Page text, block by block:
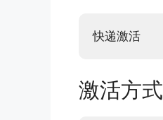
快递激活
激活方式